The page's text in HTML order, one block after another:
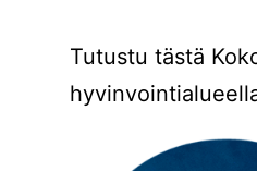
Tutustu tästä